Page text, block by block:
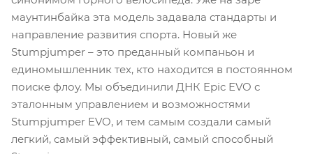
маунтинбайка эта модель задавала стандарты и
направление развития спорта. Новый же
Stumpjumper – это преданный компаньон и
единомышленник тех, кто находится в постоянном
поиске флоу. Мы объединили ДНК Epic EVO с
эталонным управлением и возможностями
Stumpjumper EVO, и тем самым создали самый
легкий, самый эффективный, самый способный